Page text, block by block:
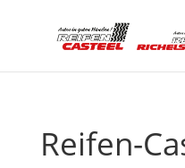
Reifen-